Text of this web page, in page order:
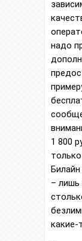
надо
1 800
– лишь
какие-